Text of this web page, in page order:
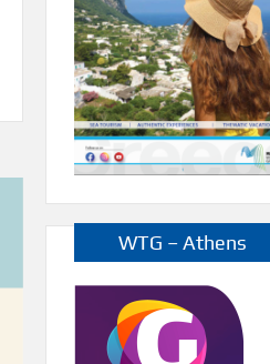
WTG – Athens